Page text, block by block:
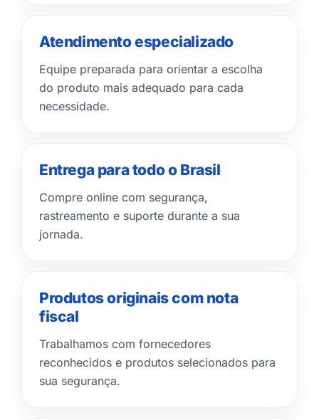
Atendimento especializado
Equipe preparada para orientar a escolha
do produto mais adequado para cada
necessidade.
Entrega para todo o Brasil
Compre online com segurança,
rastreamento e suporte durante a sua
jornada.
Produtos originais com nota
fiscal
Trabalhamos com fornecedores
reconhecidos e produtos selecionados para
sua segurança.